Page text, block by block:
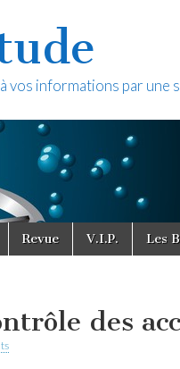
vos informations par une
Revue V.I.P. Les
des